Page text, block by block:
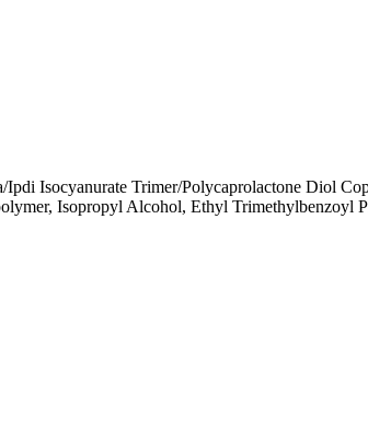
Isocyanurate Trimer/Polycaprolactone Diol
Isopropyl Alcohol, Ethyl Trimethylbenzoyl